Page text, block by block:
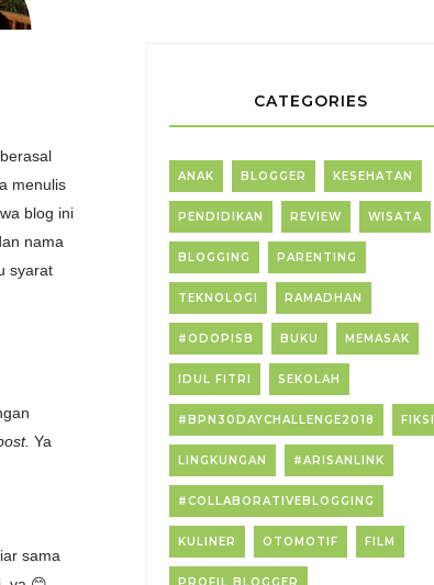
menulis
blog ini
nama
syarat
Ya
sama
CATEGORIES
ANAK BLOGGER KESEHATAN
PENDIDIKAN REVIEW WISATA
BLOGGING PARENTING
TEKNOLOGI RAMADHAN
#ODOPISB BUKU MEMASAK
IDUL FITRI SEKOLAH
#BPN30DAYCHALLENGE2018 FIKSI
LINGKUNGAN #ARISANLINK
#COLLABORATIVEBLOGGING
KULINER OTOMOTIF FILM
PROFIL BLOGGER